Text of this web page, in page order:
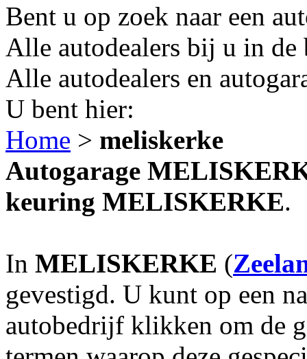
Bent u op zoek naar een
Alle autodealers bij u in
Alle autodealers en
U bent hier:
Home > meliskerke
Autogarage
keuring MELISKERKE.
In MELISKERKE (
gevestigd. U kunt op een
autobedrijf klikken om de